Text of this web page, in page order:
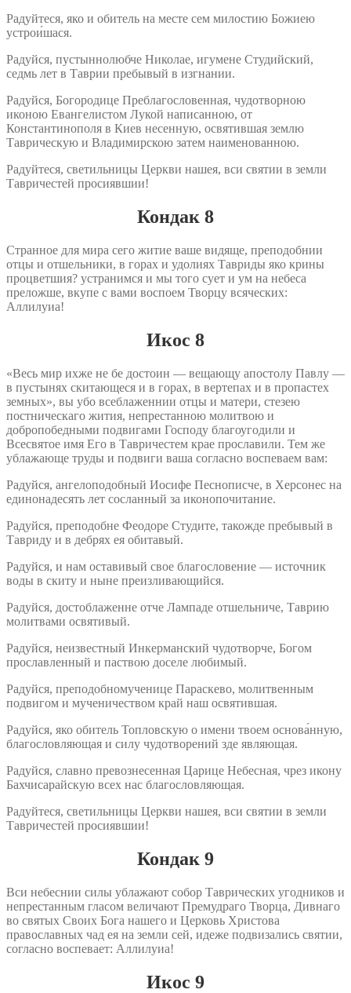
Радуйтеся, яко и обитель на месте сем милостию Божиею
устрои́шася.
Радуйся, пустыннолюбче Николае, игумене Студийский,
седмь лет в Таврии пребывый в изгнании.
Радуйся, Богородице Преблагословенная, чудотворною
иконою Евангелистом Лукой написанною, от
Константинополя в Киев несенную, освятившая землю
Таврическую и Владимирскою затем наименованною.
Радуйтеся, светильницы Церкви нашея, вси святии в земли
Тавричестей просиявшии!
Кондак 8
Странное для мира сего житие ваше видяще, преподобнии
отцы и отшельники, в горах и удолиях Тавриды яко крины
процветшия? устранимся и мы того сует и ум на небеса
преложше, вкупе с вами воспоем Творцу всяческих:
Аллилуиа!
Икос 8
«Весь мир ихже не бе достоин — вещающу апостолу Павлу —
в пустынях скитающеся и в горах, в вертепах и в пропастех
земных», вы убо всеблаженнии отцы и матери, стезею
постническаго жития, непрестанною молитвою и
добропобедными подвигами Господу благоугодили и
Всесвятое имя Его в Тавричестем крае прославили. Тем же
ублажающе труды и подвиги ваша согласно воспеваем вам:
Радуйся, ангелоподобный Иосифе Песнописче, в Херсонес на
единонадесять лет сосланный за иконопочитание.
Радуйся, преподобне Феодоре Студите, такожде пребывый в
Тавриду и в дебрях ея обитавый.
Радуйся, и нам оставивый свое благословение — источник
воды в скиту и ныне преизливающийся.
Радуйся, достоблаженне отче Лампаде отшельниче, Таврию
молитвами освятивый.
Радуйся, неизвестный Инкерманский чудотворче, Богом
прославленный и паствою доселе любимый.
Радуйся, преподобномученице Параскево, молитвенным
подвигом и мученичеством край наш освятившая.
Радуйся, яко обитель Топловскую о имени твоем основа́нную,
благословляющая и силу чудотворений зде являющая.
Радуйся, славно превознесенная Царице Небесная, чрез икону
Бахчисарайскую всех нас благословляющая.
Радуйтеся, светильницы Церкви нашея, вси святии в земли
Тавричестей просиявшии!
Кондак 9
Вси небеснии силы ублажают собор Таврических угодников и
непрестанным гласом величают Премудраго Творца, Дивнаго
во святых Своих Бога нашего и Церковь Христова
православных чад ея на земли сей, идеже подвизались святии,
согласно воспевает: Аллилуиа!
Икос 9